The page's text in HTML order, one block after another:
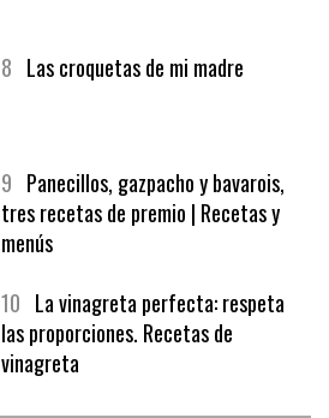
8 Las croquetas de mi madre
9 Panecillos, gazpacho y bavarois,
tres recetas de premio | Recetas y
menús
10 La vinagreta perfecta: respeta
las proporciones. Recetas de
vinagreta